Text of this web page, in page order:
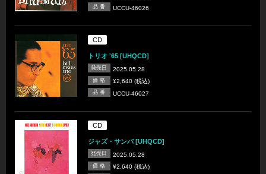
品 番 UCCU-46026
CD
トリオ '65 [UHQCD]
発売日 2025.05.28
価 格 ¥2,640 (税込)
品 番 UCCU-46027
CD
ジャズ・サンバ [UHQCD]
発売日 2025.05.28
価 格 ¥2,640 (税込)